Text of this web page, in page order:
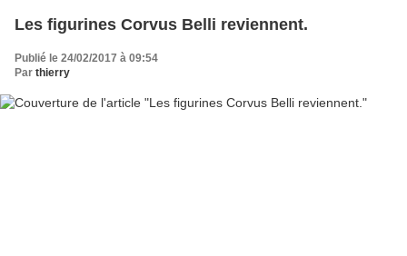
Les figurines Corvus Belli reviennent.
Publié le 24/02/2017 à 09:54
Par thierry